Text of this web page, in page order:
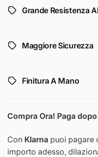
Grande Resistenza
Maggiore Sicurezza
Finitura A Mano
Compra Ora! Paga
Con Klarna puoi pagare
importo adesso,